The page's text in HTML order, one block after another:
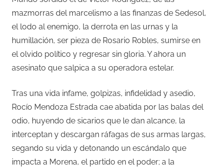
mazmorras del marcelismo a las finanzas de Sedesol,
el lodo al enemigo, la derrota en las urnas y la
humillación, ser pieza de Rosario Robles, sumirse en
el olvido político y regresar sin gloria. Y ahora un
asesinato que salpica a su operadora estelar.
Tras una vida infame, golpizas, infidelidad y asedio,
Rocío Mendoza Estrada cae abatida por las balas del
odio, huyendo de sicarios que le dan alcance, la
interceptan y descargan ráfagas de sus armas largas,
segando su vida y detonando un escándalo que
impacta a Morena, el partido en el poder; a la